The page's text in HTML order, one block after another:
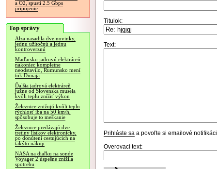
a O2, spustí 2.5 Gbps
pripojenie
Top správy
Alza nasadila dve novinky,
jednu užitočnú a jednu
kontroverznú
Maďarsko jadrovú elektráreň
nakoniec kompletne
neodstavilo, Rumunsko mení
tok Dunaja
Ďalšia jadrová elektráreň
južne od Slovenska musela
kvôli teplu znížiť výkon
Železnice znižujú kvôli teplu
rýchlosť iba na 50 km/h,
spôsobuje to meškanie
Železnice predávajú dve
tretiny lístkov elektronicky,
po donútení cestujúcich na
takýto nákup
NASA na diaľku na sonde
Voyager 2 úspešne znížila
spotrebu
Titulok:
Text:
Prihláste sa a povoľte si emailové
Overovací text: